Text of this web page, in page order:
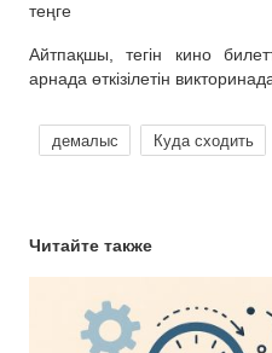
теңге
Айтпақшы, тегін кино
арнада өткізілетін
демалыс Куда сходить
Читайте также